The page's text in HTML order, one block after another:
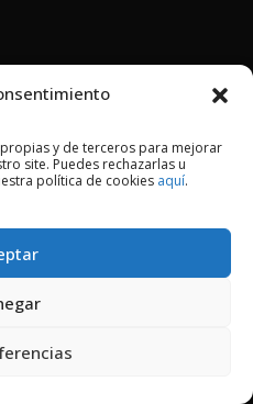
y de terceros para mejorar
site. Puedes rechazarlas u
política de cookies aquí.